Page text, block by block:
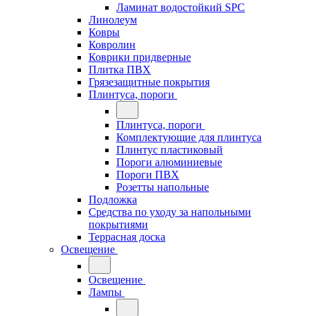
Ламинат водостойкий SPC
Линолеум
Ковры
Ковролин
Коврики придверные
Плитка ПВХ
Грязезащитные покрытия
Плинтуса, пороги
Плинтуса, пороги
Комплектующие для плинтуса
Плинтус пластиковый
Пороги алюминиевые
Пороги ПВХ
Розетты напольные
Подложка
Средства по уходу за напольными
покрытиями
Террасная доска
Освещение
Освещение
Лампы